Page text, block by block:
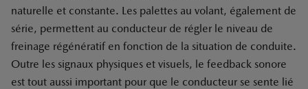
naturelle et constante. Les palettes au volant, également de
série, permettent au conducteur de régler le niveau de
freinage régénératif en fonction de la situation de conduite.
Outre les signaux physiques et visuels, le feedback sonore
est tout aussi important pour que le conducteur se sente lié